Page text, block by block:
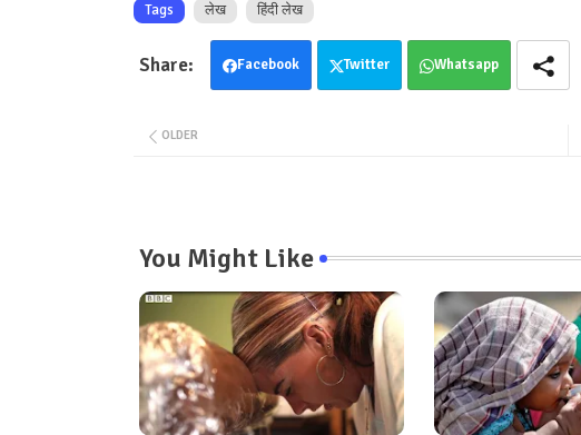
Tags लेख हिंदी लेख
Facebook Twitter Whatsapp
OLDER
You Might Like